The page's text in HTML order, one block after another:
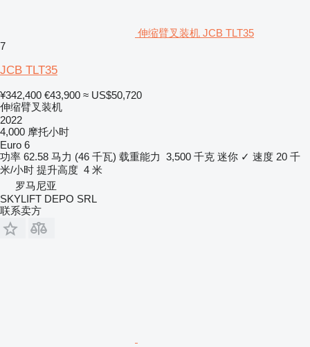
伸缩臂叉装机 JCB TLT35
7
JCB TLT35
¥342,400 €43,900 ≈ US$50,720
伸缩臂叉装机
2022
4,000 摩托小时
Euro 6
功率 62.58 马力 (46 千瓦) 载重能力 3,500 千克 迷你 ✓ 速度 20 千
米/小时 提升高度 4 米
罗马尼亚
SKYLIFT DEPO SRL
联系卖方